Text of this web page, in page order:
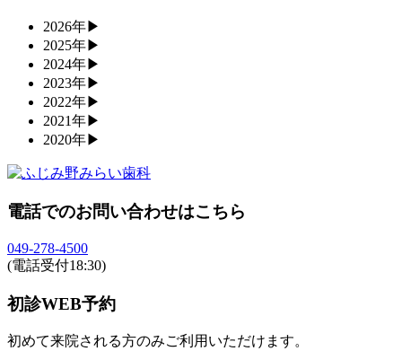
2026年▶
2025年▶
2024年▶
2023年▶
2022年▶
2021年▶
2020年▶
電話でのお問い合わせはこちら
049-278-4500
(電話受付18:30)
初診WEB予約
初めて来院される方のみご利用いただけます。